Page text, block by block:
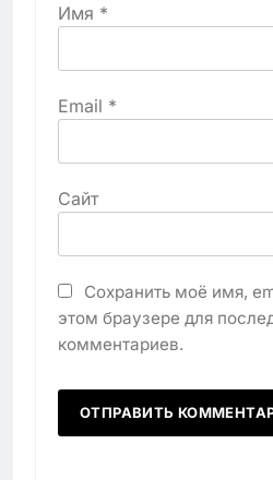
Имя *
Email *
Сайт
Сохранить моё имя,
этом браузере для
комментариев.